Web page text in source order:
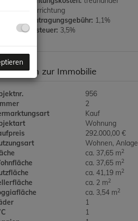
1,1%
3,5%
zur Immobilie
956
2
Kauf
Wohnung
292.000,00 €
Wohnen Anlage
ca. 37,65 m2
ca. 37,65 m2
ca. 41,19 m2
ca. 2 m2
ca. 3,54 m2
1
1